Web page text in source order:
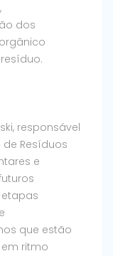
dos
responsável
Resíduos
e
etapas
que estão
ritmo